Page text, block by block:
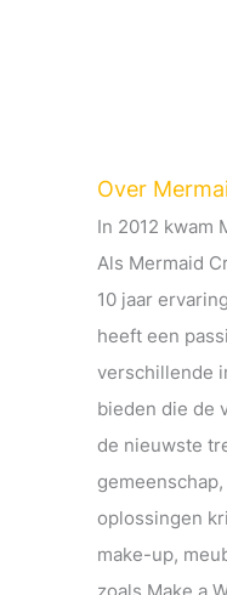
Over
In 2012 kwam
Als Mermaid
10 jaar
heeft een
verschillende
bieden die de
de nieuwste
oplossingen
make-up,